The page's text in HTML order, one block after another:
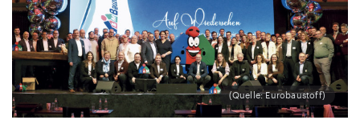
(Quelle: Eurobaustoff)